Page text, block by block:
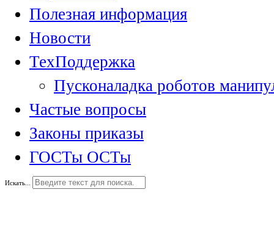
Полезная информация
Новости
ТехПоддержка
Пусконаладка роботов
Частые вопросы
Законы приказы
ГОСТы ОСТы
Искать...